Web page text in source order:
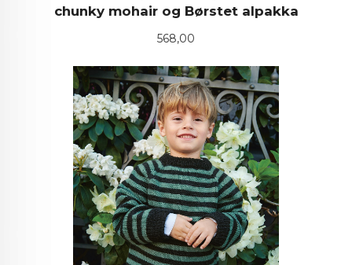
chunky mohair og Børstet alpakka
Pris
568,00